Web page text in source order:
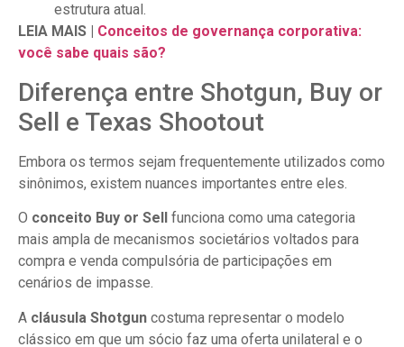
estrutura atual.
LEIA MAIS | Conceitos de governança corporativa:
você sabe quais são?
Diferença entre Shotgun, Buy or
Sell e Texas Shootout
Embora os termos sejam frequentemente utilizados como
sinônimos, existem nuances importantes entre eles.
O conceito Buy or Sell funciona como uma categoria
mais ampla de mecanismos societários voltados para
compra e venda compulsória de participações em
cenários de impasse.
A cláusula Shotgun costuma representar o modelo
clássico em que um sócio faz uma oferta unilateral e o